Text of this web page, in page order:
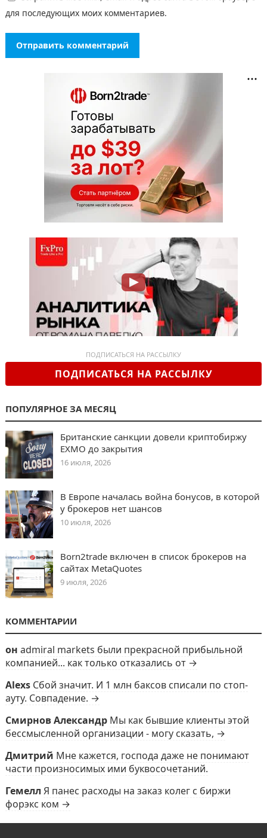
для последующих моих комментариев.
ПОДПИСАТЬСЯ НА РАССЫЛКУ
ПОДПИСАТЬСЯ НА РАССЫЛКУ
ПОПУЛЯРНОЕ ЗА МЕСЯЦ
Британские санкции довели криптобиржу
EXMO до закрытия
16 июля, 2026
В Европе началась война бонусов, в которой
у брокеров нет шансов
10 июля, 2026
Born2trade включен в список брокеров на
сайтах MetaQuotes
9 июля, 2026
КОММЕНТАРИИ
он admiral markets были прекрасной прибыльной
компанией... как только отказались от →
Alexs Сбой значит. И 1 млн баксов списали по стоп-
ауту. Совпадение. →
Смирнов Александр Мы как бывшие клиенты этой
бессмысленной организации - могу сказать, →
Дмитрий Мне кажется, господа даже не понимают
части произносимых ими буквосочетаний.
Гемелл Я панес расходы на заказ колег с биржи
форэкс ком →